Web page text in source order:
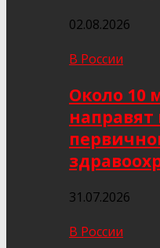
02.08.2026
В России
Около 10
направят
31.07.2026
В России